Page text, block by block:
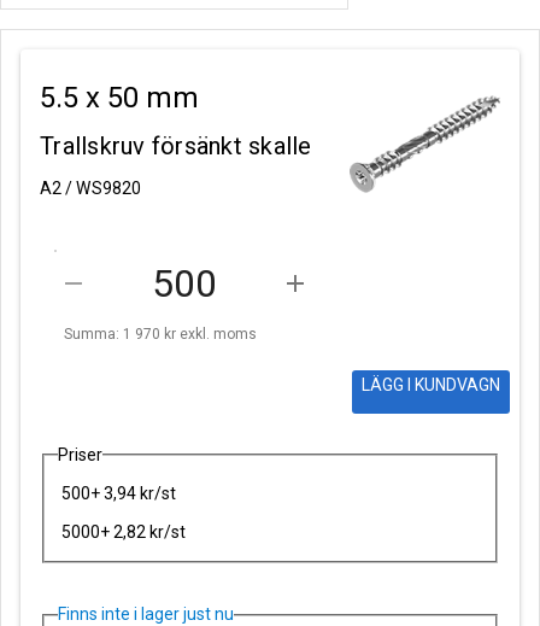
5.5 x 50 mm
Trallskruv försänkt skalle
A2 / WS9820
remove add
Summa: 1 970 kr exkl. moms
LÄGG I KUNDVAGN
Priser
500+ 3,94 kr/st
5000+ 2,82 kr/st
Finns inte i lager just nu